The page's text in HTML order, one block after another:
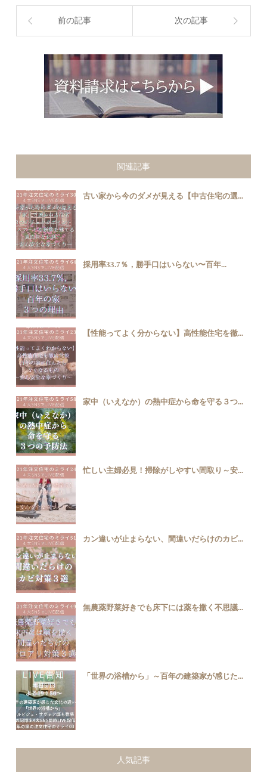
前の記事 次の記事
関連記事
古い家から今のダメが見える【中古住宅の選...
採用率33.7％，勝手口はいらない〜百年...
【性能ってよく分からない】高性能住宅を徹...
家中（いえなか）の熱中症から命を守る３つ...
忙しい主婦必見！掃除がしやすい間取り～安...
カン違いが止まらない、間違いだらけのカビ...
無農薬野菜好きでも床下には薬を撒く不思議...
「世界の浴槽から」～百年の建築家が感じた...
人気記事